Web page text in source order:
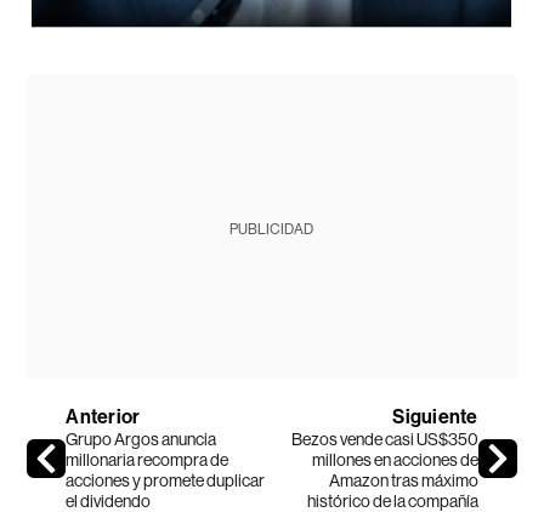
PUBLICIDAD
Anterior
Grupo Argos anuncia
millonaria recompra de
acciones y promete duplicar
el dividendo
Siguiente
Bezos vende casi US$350
millones en acciones de
Amazon tras máximo
histórico de la compañía